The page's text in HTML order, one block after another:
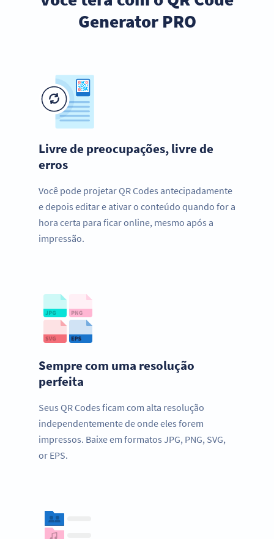
Generator PRO
Livre de preocupações, livre de
erros
Você pode projetar QR Codes antecipadamente
e depois editar e ativar o conteúdo quando for a
hora certa para ficar online, mesmo após a
impressão.
Sempre com uma resolução
perfeita
Seus QR Codes ficam com alta resolução
independentemente de onde eles forem
impressos. Baixe em formatos JPG, PNG, SVG,
or EPS.